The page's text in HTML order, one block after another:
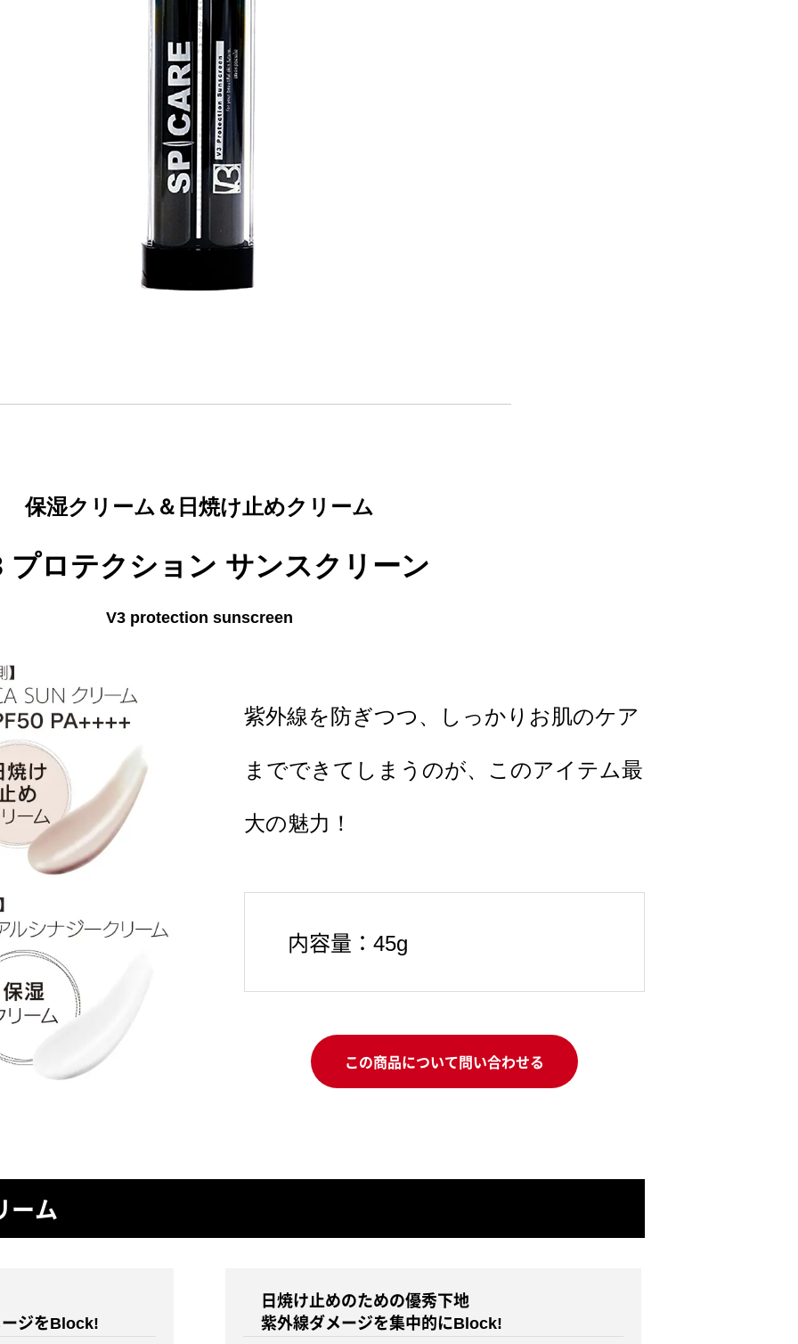
保湿クリーム＆日焼け止めクリーム
プロテクション サンスクリーン
V3 protection sunscreen
紫外線を防ぎつつ、しっかりお肌のケア
までできてしまうのが、このアイテム最
大の魅力！
内容量：45g
この商品について問い合わせる
ーム
ジをBlock!
日焼け止めのための優秀下地
紫外線ダメージを集中的にBlock!